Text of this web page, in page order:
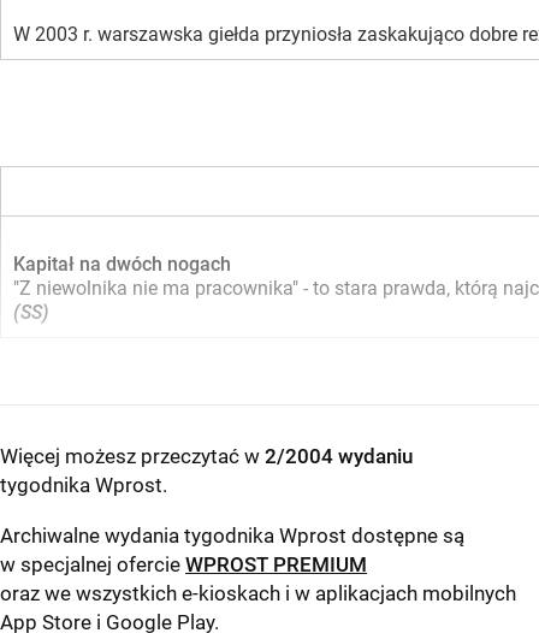
W 2003 r. warszawska giełda przyniosła zaskakująco
Kapitał na dwóch nogach
"Z niewolnika nie ma pracownika" - to stara prawda, którą
(SS)
Więcej możesz przeczytać w 2/2004 wydaniu
tygodnika Wprost.
Archiwalne wydania tygodnika Wprost dostępne są
w specjalnej ofercie WPROST PREMIUM
oraz we wszystkich e-kioskach i w aplikacjach mobilnych
App Store i Google Play.